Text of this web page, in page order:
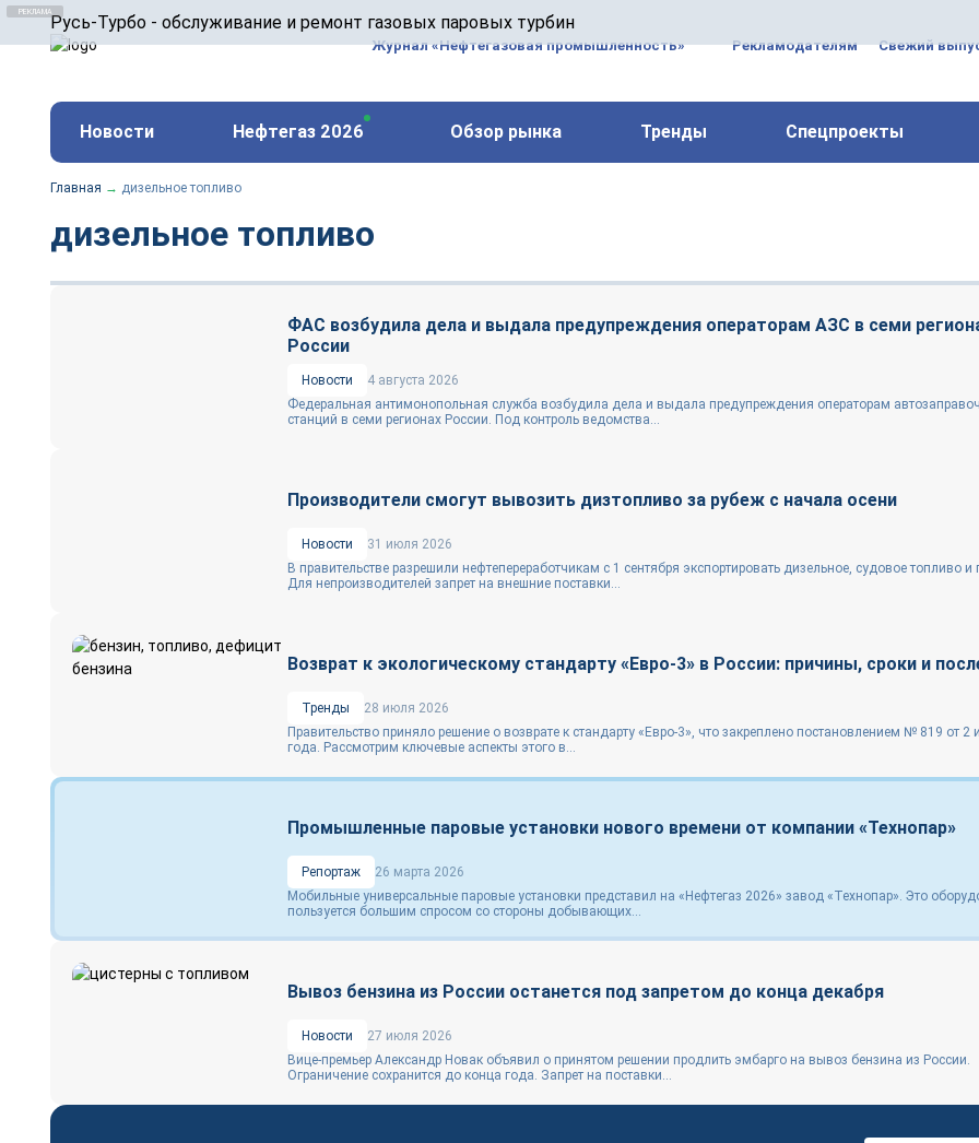
Русь-Турбо - обслуживание и ремонт газовых паровых турбин
ООО «Русь-Турбо» занимается сервисом газовых и паровых турбин, комплексным ремонтом,
оборудования ТЭС, зарубежных поршневых машин и компрессоров, которые работают на нефтегазовых,
и других предприятиях.
Реклама. ООО «Русь-Турбо», ИНН 7802588950
erid: F7NfYUJCUneVdwPs4znf
Журнал «Нефтегазовая промышленность» Рекламодателям Свежий
Новости Нефтегаз 2026 Обзор рынка Тренды Спецпроекты
Главная → дизельное топливо
дизельное топливо
ФАС возбудила дела и выдала предупреждения операторам АЗС в семи
России
Новости
4 августа 2026
Федеральная антимонопольная служба возбудила дела и выдала предупреждения операторам
станций в семи регионах России. Под контроль ведомства...
Производители смогут вывозить дизтопливо за рубеж с начала осени
Новости
31 июля 2026
В правительстве разрешили нефтепереработчикам с 1 сентября экспортировать дизельное, судовое топливо и
Для непроизводителей запрет на внешние поставки...
Возврат к экологическому стандарту «Евро-3» в России: причины, сроки и
Тренды
28 июля 2026
Правительство приняло решение о возврате к стандарту «Евро-3», что закреплено постановлением № 819 от 2
года. Рассмотрим ключевые аспекты этого в...
Промышленные паровые установки нового времени от компании «Технопар»
Репортаж
26 марта 2026
Мобильные универсальные паровые установки представил на «Нефтегаз 2026» завод «Технопар». Это
пользуется большим спросом со стороны добывающих...
Вывоз бензина из России останется под запретом до конца декабря
Новости
27 июля 2026
Вице-премьер Александр Новак объявил о принятом решении продлить эмбарго на вывоз бензина из России.
Ограничение сохранится до конца года. Запрет на поставки...